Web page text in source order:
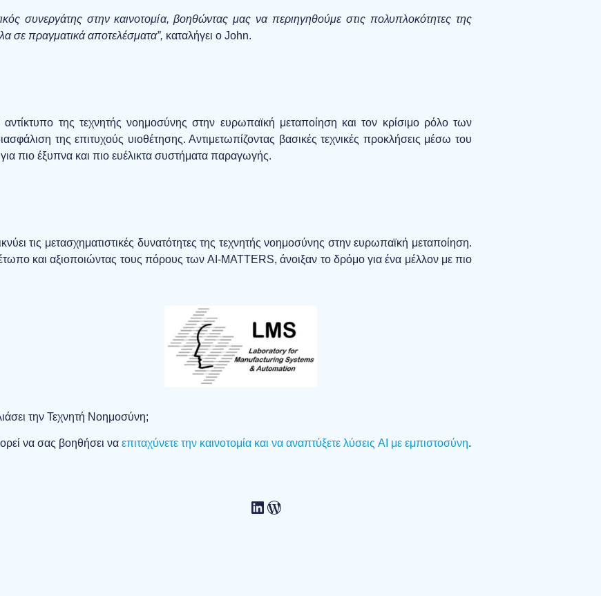
συνεργάτης στην καινοτομία, βοηθώντας μας να περιηγηθούμε στις πολυπλοκότητες της
σε πραγματικά αποτελέσματα”, καταλήγει ο John.
αντίκτυπο της τεχνητής νοημοσύνης στην ευρωπαϊκή μεταποίηση και τον κρίσιμο ρόλο των
της επιτυχούς υιοθέτησης. Αντιμετωπίζοντας βασικές τεχνικές προκλήσεις μέσω του
πιο έξυπνα και πιο ευέλικτα συστήματα παραγωγής.
τις μετασχηματιστικές δυνατότητες της τεχνητής νοημοσύνης στην ευρωπαϊκή μεταποίηση.
και αξιοποιώντας τους πόρους των AI-MATTERS, άνοιξαν το δρόμο για ένα μέλλον με πιο
την Τεχνητή Νοημοσύνη;
να σας βοηθήσει ναεπιταχύνετε την καινοτομία και να αναπτύξετε λύσεις AI με εμπιστοσύνη.